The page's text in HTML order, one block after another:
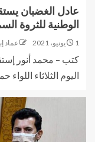
عادل الغضبان
الوطنية للثروة
1 يونيو، 2021 عماد
كتب – محمد أنور
اليوم الثلاثاء اللواء